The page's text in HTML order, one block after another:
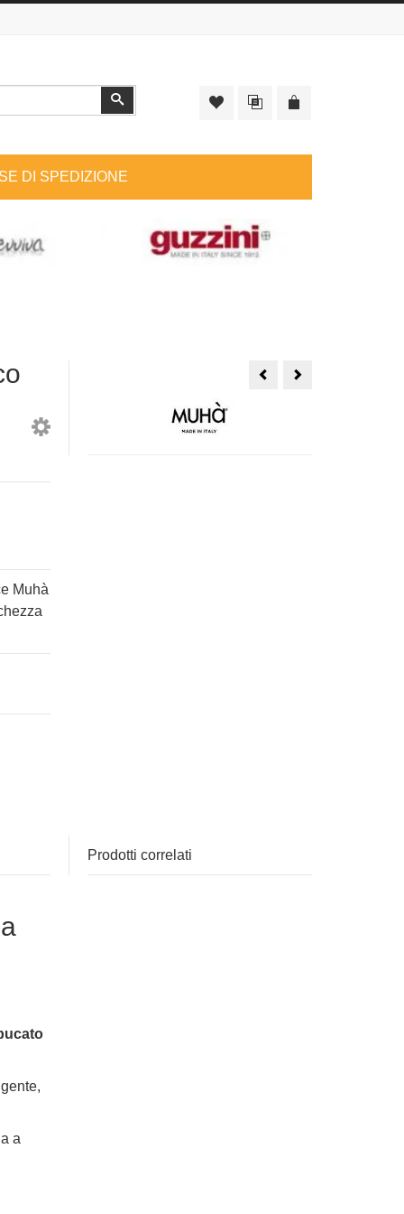
DI SPEDIZIONE
Muhà
Muhà
Profuma
Profumatore
a
Prodotti correlati